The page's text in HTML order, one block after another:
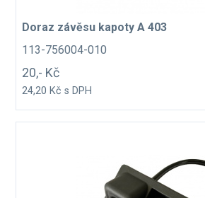
Doraz závěsu kapoty A 403
113-756004-010
20,- Kč
24,20 Kč s DPH